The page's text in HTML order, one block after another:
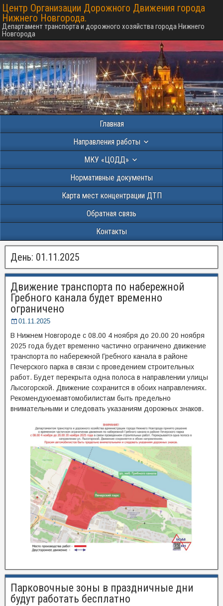
Центр Организации Дорожного Движения города
Нижнего Новгорода.
Департамент транспорта и дорожного хозяйства города Нижнего
Новгорода
Главная
Направления работы
МКУ «ЦОДД»
Нормативные документы
Карта мест концентрации ДТП
Обратная связь
Контакты
День: 01.11.2025
Движение транспорта по набережной
Гребного канала будет временно
ограничено
01.11.2025
В Нижнем Новгороде с 08.00 4 ноября до 20.00 20 ноября
2025 года будет временно частично ограничено движение
транспорта по набережной Гребного канала в районе
Печерского парка в связи с проведением строительных
работ. Будет перекрыта одна полоса в направлении улицы
Лысогорской. Движение сохранится в обоих направлениях.
Рекомендуюемавтомобилистам быть предельно
внимательными и следовать указаниям дорожных знаков.
Парковочные зоны в праздничные дни
будут работать бесплатно